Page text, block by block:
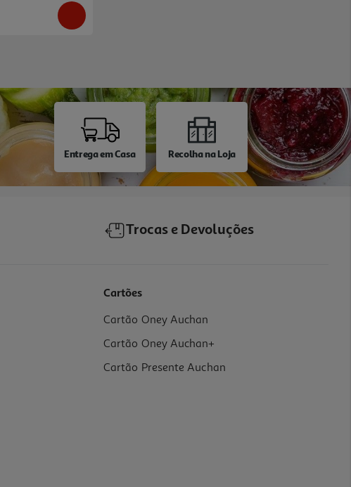
Entrega em Casa Recolha na Loja
Trocas e Devoluções
Cartões
Cartão Oney Auchan
Cartão Oney Auchan+
Cartão Presente Auchan